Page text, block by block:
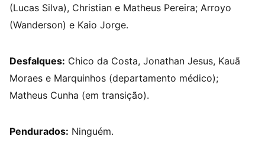
(Lucas Silva), Christian e Matheus Pereira; Arroyo
(Wanderson) e Kaio Jorge.
Desfalques: Chico da Costa, Jonathan Jesus, Kauã
Moraes e Marquinhos (departamento médico);
Matheus Cunha (em transição).
Pendurados: Ninguém.